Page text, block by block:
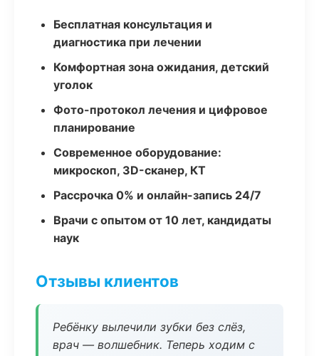
Бесплатная консультация и
диагностика при лечении
Комфортная зона ожидания, детский
уголок
Фото-протокол лечения и цифровое
планирование
Современное оборудование:
микроскоп, 3D-сканер, КТ
Рассрочка 0% и онлайн-запись 24/7
Врачи с опытом от 10 лет, кандидаты
наук
Отзывы клиентов
Ребёнку вылечили зубки без слёз,
врач — волшебник. Теперь ходим с